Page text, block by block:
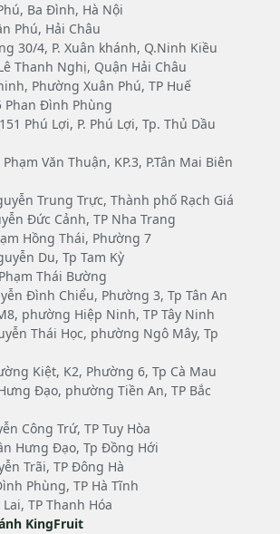
Ba Đình, Hà Nội
Phú, Hải Châu
30/4, P. Xuân khánh, Q.Ninh Kiều
Thanh Nghị, Quận Hải Châu
Phường Xuân Phú, TP Huế
Phan Đình Phùng
Phú Lợi, P. Phú Lợi, Tp. Thủ Dầu
Văn Thuận, KP.3, P.Tân Mai Biên
Trung Trực, Thành phố Rạch Giá
Đức Cảnh, TP Nha Trang
Hồng Thái, Phường 7
Du, Tp Tam Kỳ
Thái Bường
Đình Chiểu, Phường 3, Tp Tân An
phường Hiệp Ninh, TP Tây Ninh
Thái Học, phường Ngô Mây, Tp
Kiệt, K2, Phường 6, Tp Cà Mau
Đạo, phường Tiền An, TP Bắc
Công Trứ, TP Tuy Hòa
Hưng Đạo, Tp Đồng Hới
Trãi, TP Đông Hà
Phùng, TP Hà Tĩnh
Lai, TP Thanh Hóa
KingFruit